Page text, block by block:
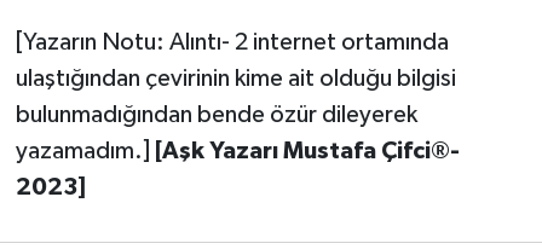
[Yazarın Notu: Alıntı- 2 internet ortamında
ulaştığından çevirinin kime ait olduğu bilgisi
bulunmadığından bende özür dileyerek
yazamadım.]
[Aşk Yazarı Mustafa Çifci®-
2023]